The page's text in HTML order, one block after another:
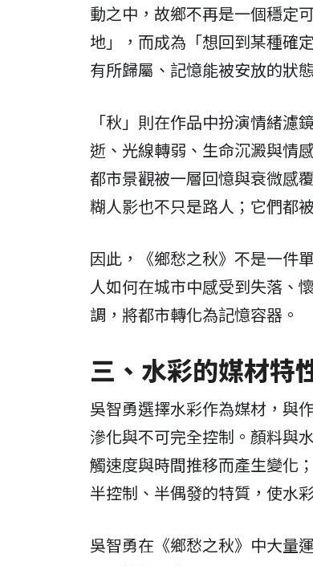
動之中，故鄉不再是一個穩定
地」，而成為「想回到某種
有所歸屬、記憶能被安放的狀
「秋」則在作品中扮演情緒
逝、光線轉弱、生命沉澱與情
都市景觀被一層回憶與衰微感
糊人影也不只是路人；它們都
因此，《鄉愁之秋》不是一件
人如何在城市中感受到失落、
調，將都市轉化為記憶容器。
三、水彩的媒材特
吳智勇選擇水彩作為媒材，與
滲化與不可完全控制。顏料與
觸速度與時間推移而產生變化
半控制、半偶發的特質，使水
吳智勇在《鄉愁之秋》中大量